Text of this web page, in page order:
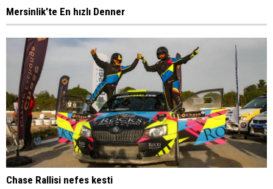
Mersinlik'te En hızlı Denner
Chase Rallisi nefes kesti